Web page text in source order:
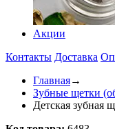
Акции
Контакты Доставка
Главная→
Зубные щетки
Детская зубная